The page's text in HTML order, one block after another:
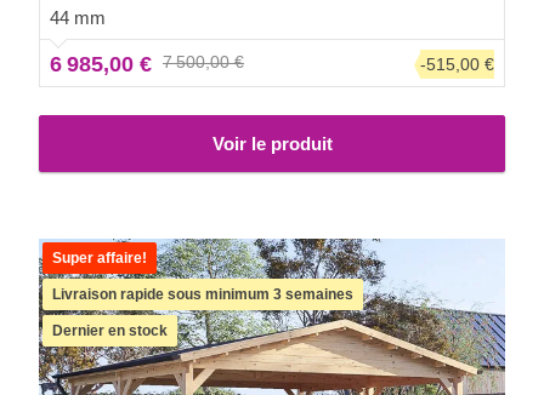
beaucoup d'espace, et une solide protection pour vos
voitures tout au long de la journée ou de la nuit. C'est un
achat que vous ne regretterez pas.
44 mm
6 985,00 € 7 500,00 € -515,00 €
Voir le produit
Super affaire!
Livraison rapide sous minimum 3 semaines
Dernier en stock